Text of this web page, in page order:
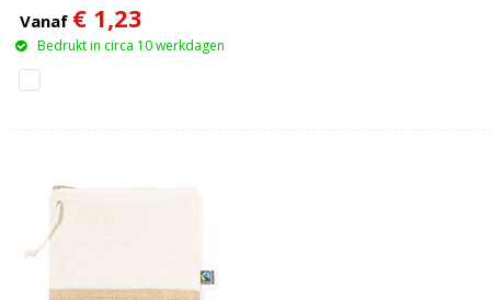
Vanaf € 1,23
Bedrukt in circa 10 werkdagen